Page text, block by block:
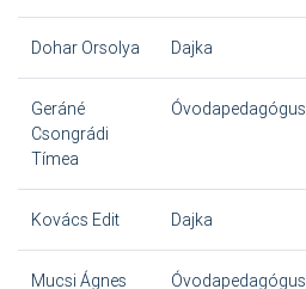
Dohar Orsolya Dajka
Geráné
Csongrádi
Tímea
Óvodapedagógus
Kovács Edit Dajka
Mucsi Ágnes Óvodapedagógus